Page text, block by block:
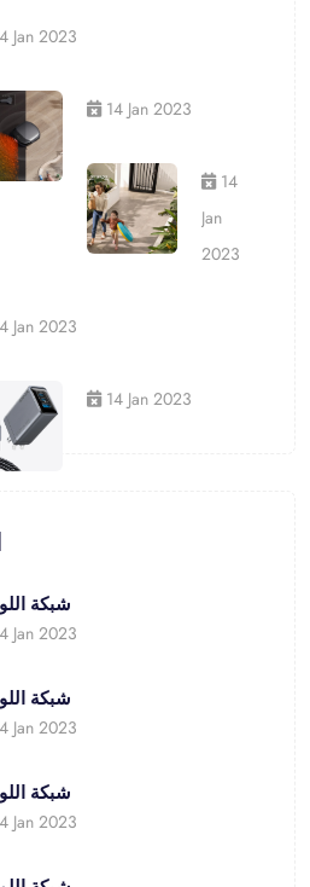
Jan 2023
14 Jan 2023
14
Jan
2023
Jan 2023
14 Jan 2023
شبكة
Jan 2023
شبكة
Jan 2023
شبكة
Jan 2023